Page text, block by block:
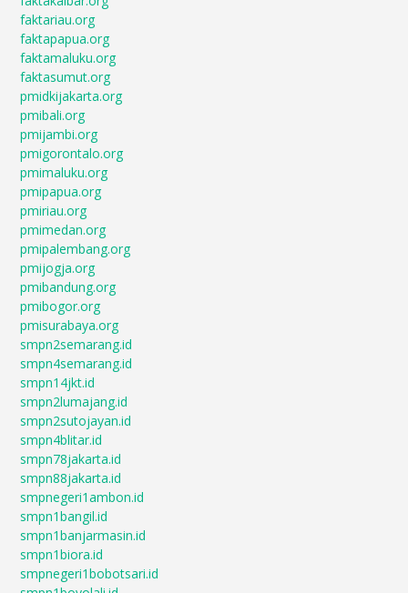
faktariau.org
faktapapua.org
faktamaluku.org
faktasumut.org
pmidkijakarta.org
pmibali.org
pmijambi.org
pmigorontalo.org
pmimaluku.org
pmipapua.org
pmiriau.org
pmimedan.org
pmipalembang.org
pmijogja.org
pmibandung.org
pmibogor.org
pmisurabaya.org
smpn2semarang.id
smpn4semarang.id
smpn14jkt.id
smpn2lumajang.id
smpn2sutojayan.id
smpn4blitar.id
smpn78jakarta.id
smpn88jakarta.id
smpnegeri1ambon.id
smpn1bangil.id
smpn1banjarmasin.id
smpn1biora.id
smpnegeri1bobotsari.id